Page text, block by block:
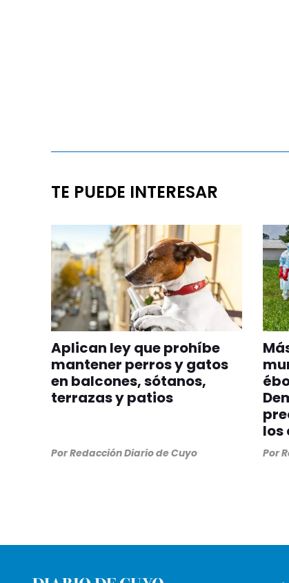
TE PUEDE INTERESAR
Aplican ley que prohíbe
mantener perros y gatos
en balcones, sótanos,
terrazas y patios
PorRedacción Diario de Cuyo
los
Por